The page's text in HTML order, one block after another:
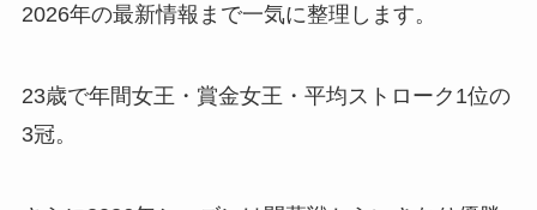
2026年の最新情報まで一気に整理します。
23歳で年間女王・賞金女王・平均ストローク1位の
3冠。